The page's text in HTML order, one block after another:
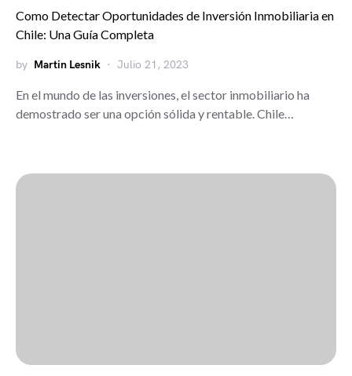
Como Detectar Oportunidades de Inversión Inmobiliaria en
Chile: Una Guía Completa
by Martin Lesnik Julio 21, 2023
En el mundo de las inversiones, el sector inmobiliario ha
demostrado ser una opción sólida y rentable. Chile…